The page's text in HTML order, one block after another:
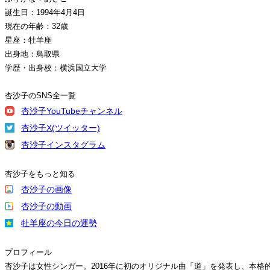
誕生日：1994年4月4日
現在の年齢：32歳
星座：牡羊座
出身地：鳥取県
学歴・出身校：横浜国立大学
杏沙子のSNS全一覧
杏沙子YouTubeチャンネル
杏沙子X(ツイッター)
杏沙子インスタグラム
杏沙子をもっと知る
杏沙子の画像
杏沙子の動画
牡羊座の今日の運勢
プロフィール
杏沙子は女性シンガー。2016年に初のオリジナル曲「道」を発表し、本格